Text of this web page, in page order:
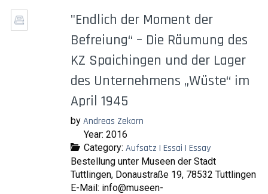
"Endlich der Moment der
Befreiung“ – Die Räumung des
KZ Spaichingen und der Lager
des Unternehmens „Wüste“ im
April 1945
by Andreas Zekorn
Year: 2016
Category: Aufsatz | Essai | Essay
Bestellung unter Museen der Stadt
Tuttlingen, Donaustraße 19, 78532 Tuttlingen
E-Mail: info@museen-